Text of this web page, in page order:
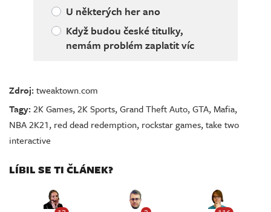
U některých her ano
Když budou české titulky,
nemám problém zaplatit víc
Zdroj:tweaktown.com
Tagy:2K Games,2K Sports,Grand Theft Auto,GTA, Mafia,
NBA 2K21, red dead redemption, rockstar games,take two
interactive
LÍBIL SE TI ČLÁNEK?